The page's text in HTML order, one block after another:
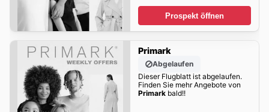
Prospekt öffnen
Primark
Abgelaufen
Dieser Flugblatt ist abgelaufen.
Finden Sie mehr Angebote von
Primarkbald!!